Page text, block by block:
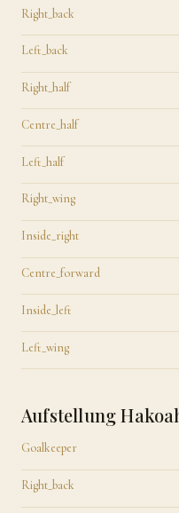
Right_back
Left_back
Right_half
Centre_half
Left_half
Right_wing
Inside_right
Centre_forward
Inside_left
Left_wing
Aufstellung
Goalkeeper
Right_back